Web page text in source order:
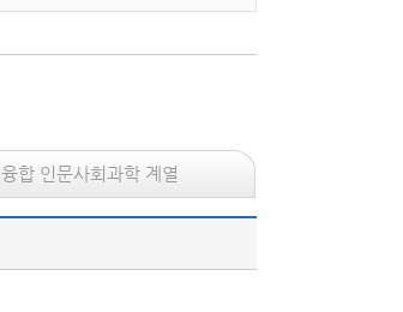
융합 인문사회과학 계열